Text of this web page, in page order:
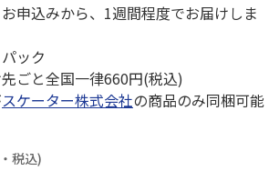
申込みから、1週間程度でお届けしま
ック
ごと全国一律660円(税込)
スケーター株式会社の商品のみ同梱可能
税込)